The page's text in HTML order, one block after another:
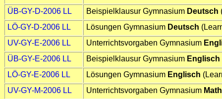
ÜB-GY-D-2006 LL
Beispielklausur Gymnasium Deutsch
LÖ-GY-D-2006 LL
Lösungen Gymnasium Deutsch
UV-GY-E-2006 LL
Unterrichtsvorgaben Gymnasium
ÜB-GY-E-2006 LL
Beispielklausur Gymnasium Englisch
LÖ-GY-E-2006 LL
Lösungen Gymnasium Englisch
UV-GY-M-2006 LL
Unterrichtsvorgaben Gymnasium